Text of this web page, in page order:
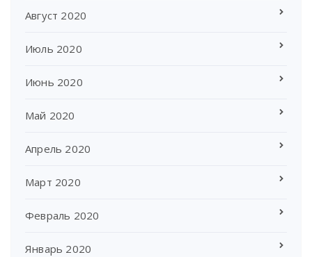
Август 2020
Июль 2020
Июнь 2020
Май 2020
Апрель 2020
Март 2020
Февраль 2020
Январь 2020